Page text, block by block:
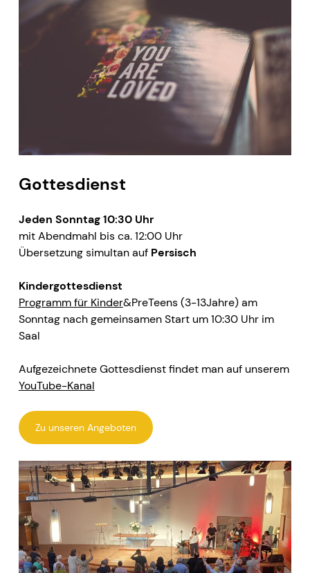
Gottesdienst
Jeden Sonntag 10:30 Uhr
mit Abendmahl bis ca. 12:00 Uhr
Übersetzung simultan auf Persisch
Kindergottesdienst
Programm für Kinder&PreTeens (3-13Jahre) am
Sonntag nach gemeinsamen Start um 10:30 Uhr im
Saal
Aufgezeichnete Gottesdienst findet manauf unserem
YouTube-Kanal
Zu unseren Angeboten